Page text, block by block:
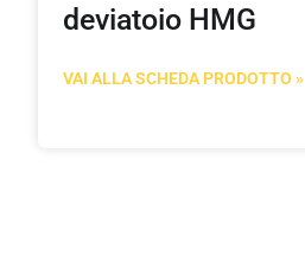
deviatoio HMG
VAI ALLA SCHEDA PRODOTTO »